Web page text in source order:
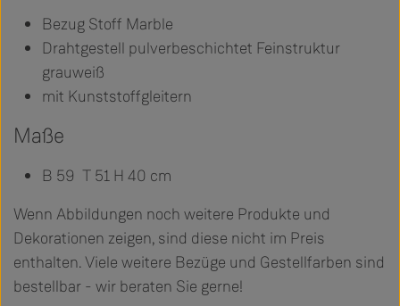
Bezug Stoff Marble
Drahtgestell pulverbeschichtet Feinstruktur
grauweiß
mit Kunststoffgleitern
Maße
B 59 T 51 H 40 cm
Wenn Abbildungen noch weitere Produkte und
Dekorationen zeigen, sind diese nicht im Preis
enthalten. Viele weitere Bezüge und Gestellfarben sind
bestellbar - wir beraten Sie gerne!